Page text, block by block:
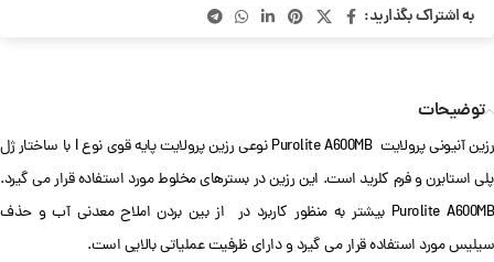
به اشتراک بگذارید:
توضیحات
رزین آنیونی پرولایت Purolite A600MB نوعی رزین پرولایت پایه قوی نوع I با ساختار ژل
پلی استایرن و فرم کلرید است. این رزین در بسترهای مخلوط مورد استفاده قرار می گیرد.
Purolite A600MB بیشتر به منظور کاربرد در از بین بردن املاح معدنی آب و حذف
سیلیس مورد استفاده قرار می گیرد و دارای ظرفیت عملیاتی بالایی است.